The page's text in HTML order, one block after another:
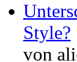
Style?
von